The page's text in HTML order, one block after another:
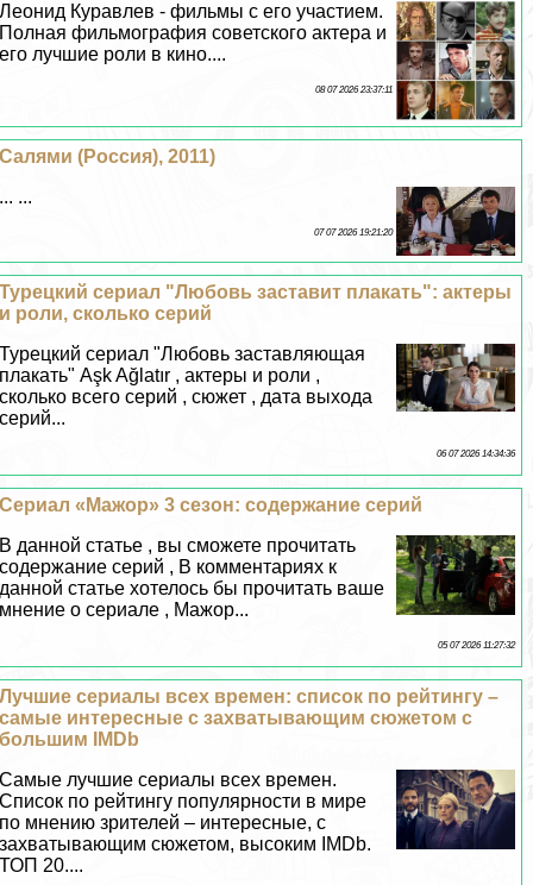
Леонид Куравлев - фильмы с его участием.
Полная фильмография советского актера и
его лучшие роли в кино....
08 07 2026 23:37:11
Салями (Россия), 2011)
... ...
07 07 2026 19:21:20
Турецкий сериал "Любовь заставит плакать": актеры
и роли, сколько серий
Турецкий сериал "Любовь заставляющая
плакать" Aşk Ağlatır , актеры и роли ,
сколько всего серий , сюжет , дата выхода
серий...
06 07 2026 14:34:36
Сериал «Мажор» 3 сезон: содержание серий
В данной статье , вы сможете прочитать
содержание серий , В комментариях к
данной статье хотелось бы прочитать ваше
мнение о сериале , Мажор...
05 07 2026 11:27:32
Лучшие сериалы всех времен: список по рейтингу –
самые интересные с захватывающим сюжетом с
большим IMDb
Самые лучшие сериалы всех времен.
Список по рейтингу популярности в мире
по мнению зрителей – интересные, с
захватывающим сюжетом, высоким IMDb.
ТОП 20....